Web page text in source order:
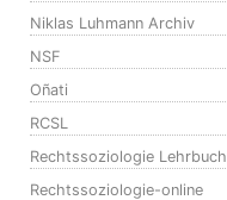
Niklas Luhmann Archiv
NSF
Oñati
RCSL
Rechtssoziologie Lehrbuch
Rechtssoziologie-online